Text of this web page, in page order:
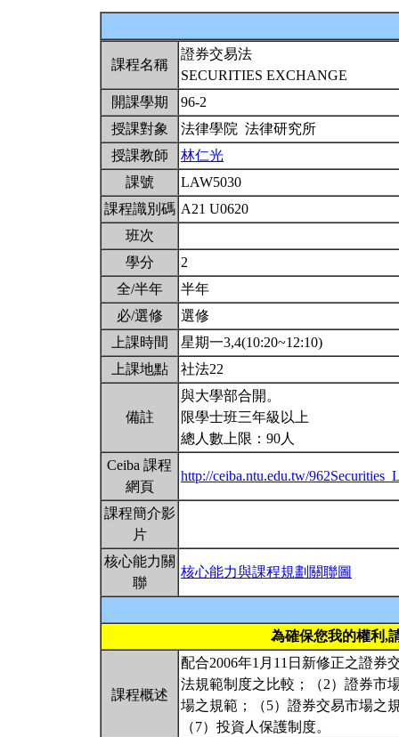
課程名稱
證券交易法
SECURITIES EXCHANGE
開課學期
96-2
授課對象
法律學院 法律研究所
授課教師
林仁光
課號
LAW5030
課程識別碼 A21 U0620
班次
學分
2
全/半年
半年
必/選修
選修
上課時間
星期一3,4(10:20~12:10)
上課地點
社法22
備註
與大學部合開。
限學士班三年級以上
總人數上限：90人
Ceiba 課程
網頁
http://ceiba.ntu.edu.tw/
課程簡介影
片
核心能力關
聯
核心能力與課程規劃關聯圖
為確保您我的權利,
課程概述
配合2006年1月11日新修正之證券
法規範制度之比較；（2）證券市
場之規範；（5）證券交易市場之
（7）投資人保護制度。